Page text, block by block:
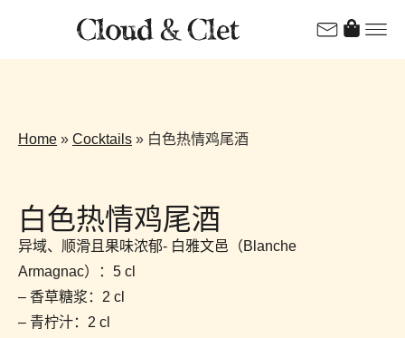
Home » Cocktails » 白色热情鸡尾酒
白色热情鸡尾酒
异域、顺滑且果味浓郁- 白雅文邑（Blanche
Armagnac）：5 cl
– 香草糖浆：2 cl
– 青柠汁：2 cl